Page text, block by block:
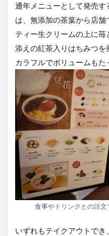
通年メニューとして発売す
は、無添加の茶葉から店
ティー生クリームの上に
添えの紅茶入りはちみつを
カラフルでボリュームも
食事やドリンクとの注
いずれもテイクアウトで